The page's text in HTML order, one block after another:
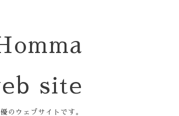
site
のウェブサイトです。